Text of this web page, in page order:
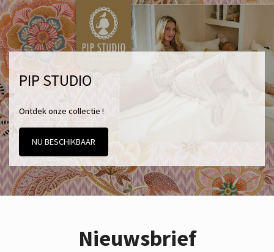
PIP STUDIO
Ontdek onze collectie !
NU BESCHIKBAAR
Nieuwsbrief